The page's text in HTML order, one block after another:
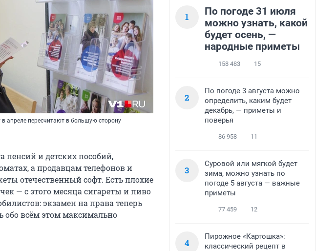
апреле пересчитают в большую сторону
пенсий и детских пособий,
а продавцам телефонов и
отечественный софт. Есть плохие
— с этого месяца сигареты и пиво
экзамен на права теперь
всём этом максимально
1
По погоде 31 июля
можно узнать, какой
будет осень, —
народные приметы
158 483 15
2
По погоде 3 августа можно
определить, каким будет
декабрь, — приметы и
поверья
86 958 11
3
Суровой или мягкой будет
зима, можно узнать по
погоде 5 августа — важные
приметы
77 459 12
4
Пирожное «Картошка»:
классический рецепт в